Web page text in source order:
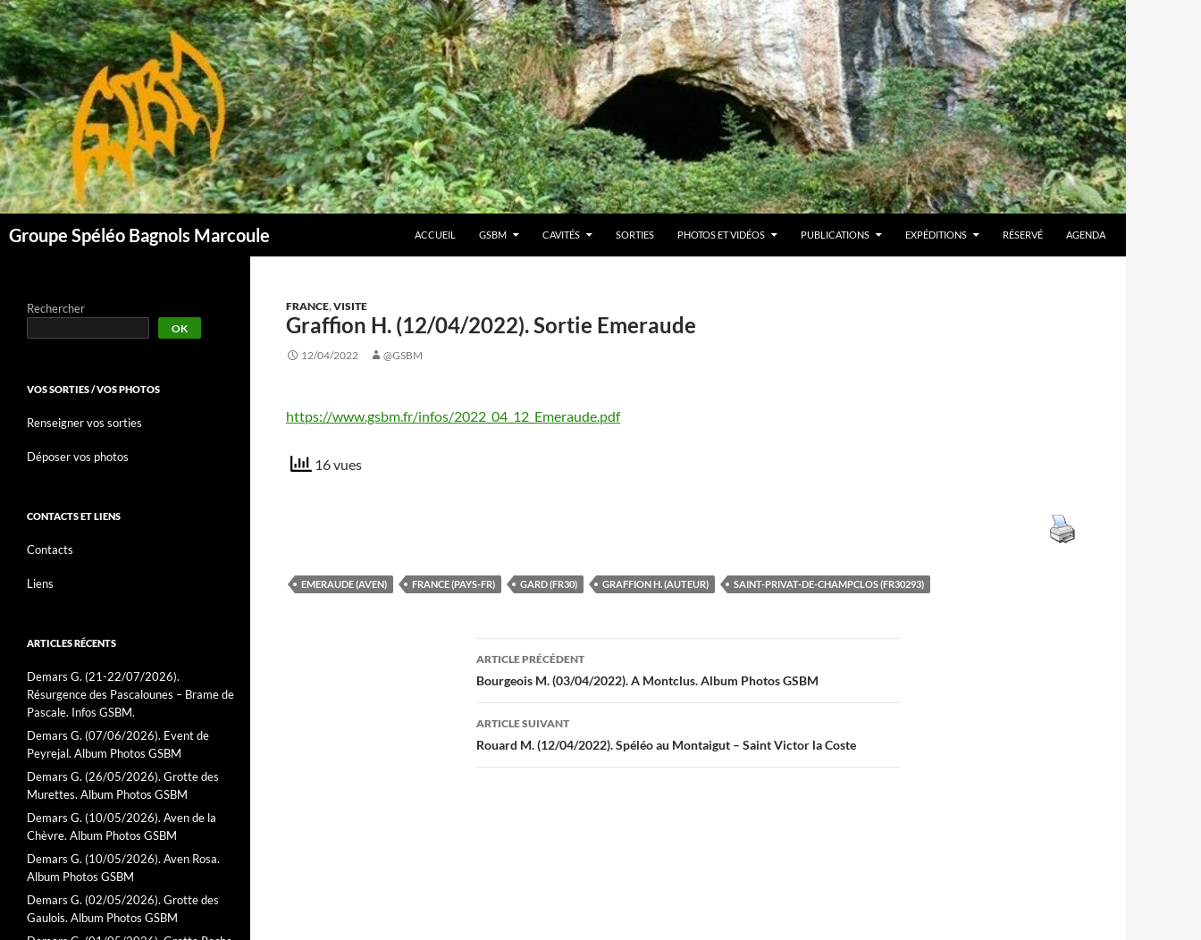
Aller
au
contenu
Groupe Spéléo Bagnols Marcoule ACCUEIL GSBM CAVITÉS SORTIES PHOTOS ET VIDÉOS PUBLICATIONS EXPÉDITIONS RÉSERVÉ AGENDA
FRANCE,VISITE
Graffion H. (12/04/2022). Sortie Emeraude
12/04/2022 @GSBM
https://www.gsbm.fr/infos/2022_04_12_Emeraude.pdf
16 vues
EMERAUDE (AVEN) FRANCE (PAYS-FR) GARD (FR30) GRAFFION H. (AUTEUR) SAINT-PRIVAT-DE-CHAMPCLOS (FR30293)
Navigation
des
articles
ARTICLE PRÉCÉDENT
Bourgeois M. (03/04/2022). A Montclus. Album Photos GSBM
ARTICLE SUIVANT
Rouard M. (12/04/2022). Spéléo au Montaigut – Saint Victor la Coste
Rechercher
OK
VOS SORTIES / VOS PHOTOS
Renseigner vos sorties
Déposer vos photos
CONTACTS ET LIENS
Contacts
Liens
ARTICLES RÉCENTS
Demars G. (21-22/07/2026).
Résurgence des Pascalounes – Brame de
Pascale. Infos GSBM.
Demars G. (07/06/2026). Event de
Peyrejal. Album Photos GSBM
Demars G. (26/05/2026). Grotte des
Murettes. Album Photos GSBM
Demars G. (10/05/2026). Aven de la
Chèvre. Album Photos GSBM
Demars G. (10/05/2026). Aven Rosa.
Album Photos GSBM
Demars G. (02/05/2026). Grotte des
Gaulois. Album Photos GSBM